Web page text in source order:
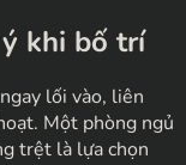
khi bố trí
lối vào, liên
Một phòng ngủ
trệt là lựa chọn